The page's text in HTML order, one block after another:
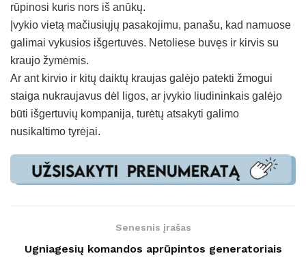
rūpinosi kuris nors iš anūkų.
Įvykio vietą mačiusiųjų pasakojimu, panašu, kad namuose
galimai vykusios išgertuvės. Netoliese buvęs ir kirvis su
kraujo žymėmis.
Ar ant kirvio ir kitų daiktų kraujas galėjo patekti žmogui
staiga nukraujavus dėl ligos, ar įvykio liudininkais galėjo
būti išgertuvių kompanija, turėtų atsakyti galimo
nusikaltimo tyrėjai.
Senesnis įrašas
Ugniagesių komandos aprūpintos generatoriais